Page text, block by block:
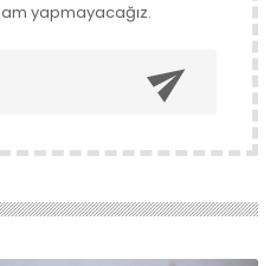
yapmayacağız.
